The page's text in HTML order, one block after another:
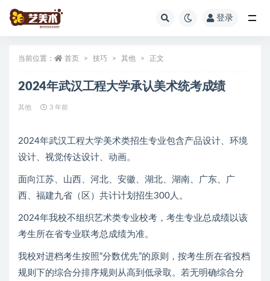
登录
当前位置： 首页 技巧 其他 正文
2024年武汉工程大学承认美术统考成绩
其他 3 年前
2024年武汉工程大学美术类招生专业包含产品设计、环境
设计、视觉传达设计、动画。
面向江苏、山西、河北、安徽、湖北、湖南、广东、广
西、福建九省（区）共计计划招生300人。
2024年我校不组织艺术类专业校考，考生专业总成绩以该
考生所在省专业联考总成绩为准。
我校对进档考生按照“分数优先”的原则，按考生所在省投档
规则下的综合分排序规则从高到低录取。若无明确综合分